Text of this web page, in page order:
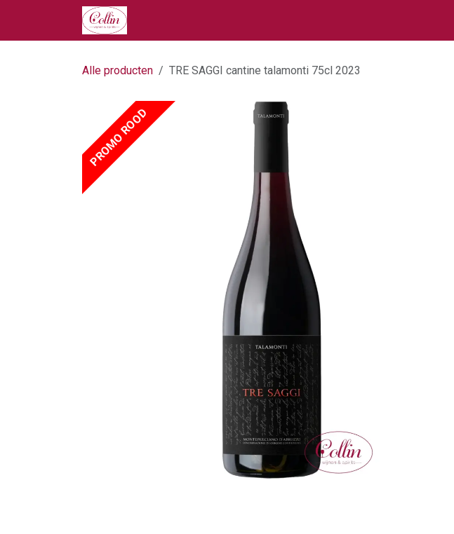
Overslaan naar inhoud
Alle producten TRE SAGGI cantine talamonti 75cl 2023
PROMO ROOD